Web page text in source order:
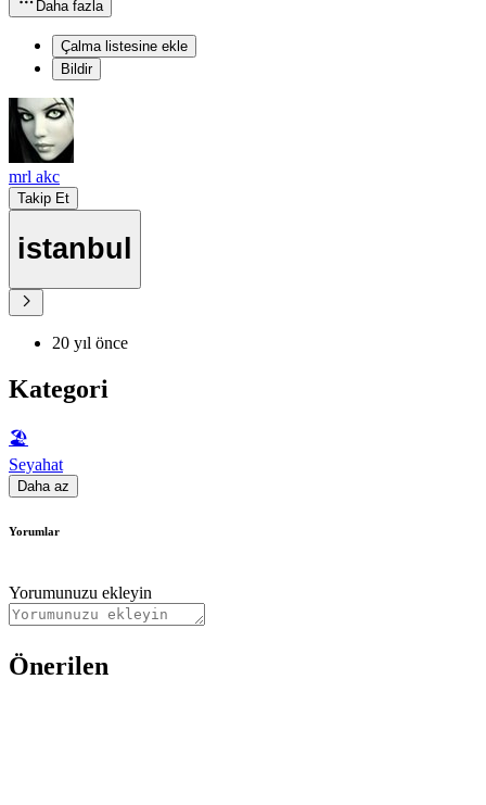
Daha fazla
Çalma listesine ekle
Bildir
mrl akc
Takip Et
istanbul
20 yıl önce
Kategori
🏖
Seyahat
Daha az
Yorumlar
Yorumunuzu ekleyin
Önerilen